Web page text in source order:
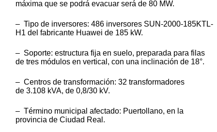
máxima que se podrá evacuar será de 80 MW.
– Tipo de inversores: 486 inversores SUN-2000-185KTL-
H1 del fabricante Huawei de 185 kW.
– Soporte: estructura fija en suelo, preparada para filas
de tres módulos en vertical, con una inclinación de 18°.
– Centros de transformación: 32 transformadores
de 3.108 kVA, de 0,8/30 kV.
– Término municipal afectado: Puertollano, en la
provincia de Ciudad Real.